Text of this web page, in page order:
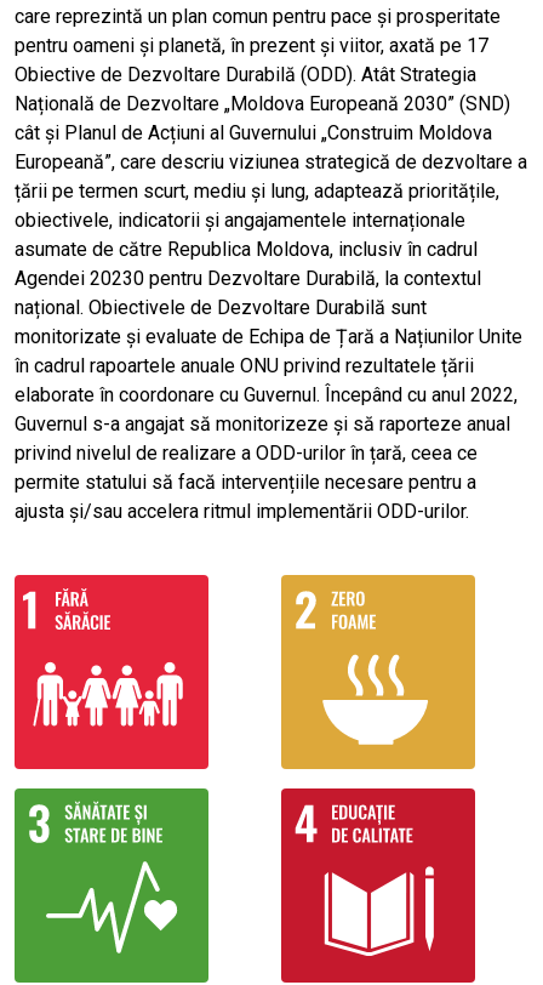
care reprezintă un plan comun pentru pace și prosperitate
pentru oameni și planetă, în prezent și viitor, axată pe 17
Obiective de Dezvoltare Durabilă (ODD). Atât Strategia
Națională de Dezvoltare „Moldova Europeană 2030” (SND)
cât și Planul de Acțiuni al Guvernului „Construim Moldova
Europeană”, care descriu viziunea strategică de dezvoltare a
țării pe termen scurt, mediu și lung, adaptează prioritățile,
obiectivele, indicatorii și angajamentele internaționale
asumate de către Republica Moldova, inclusiv în cadrul
Agendei 20230 pentru Dezvoltare Durabilă, la contextul
național. Obiectivele de Dezvoltare Durabilă sunt
monitorizate și evaluate de Echipa de Țară a Națiunilor Unite
în cadrul rapoartele anuale ONU privind rezultatele țării
elaborate în coordonare cu Guvernul. Începând cu anul 2022,
Guvernul s-a angajat să monitorizeze și să raporteze anual
privind nivelul de realizare a ODD-urilor în țară, ceea ce
permite statului să facă intervențiile necesare pentru a
ajusta și/sau accelera ritmul implementării ODD-urilor.